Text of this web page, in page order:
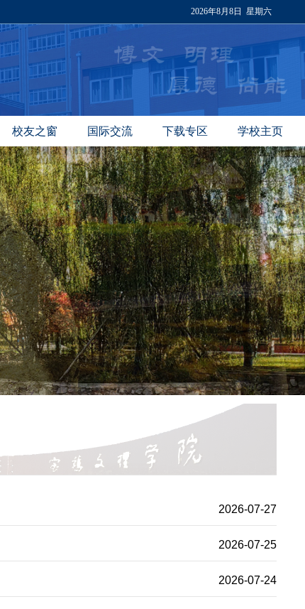
2026年8月8日 星期六
校友之窗 国际交流 下载专区 学校主页
2026-07-27
2026-07-25
2026-07-24